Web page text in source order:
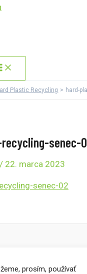
prosím, používať
Plastic Recycling hard-
senec-
/ 22. marca 2023